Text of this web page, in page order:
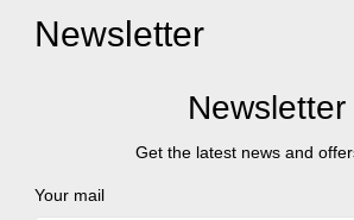
Newsletter
Newsletter
Get the latest news and
Your mail